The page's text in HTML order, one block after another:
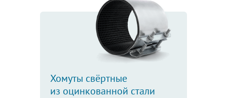
Хомуты свёртные
из оцинкованной стали